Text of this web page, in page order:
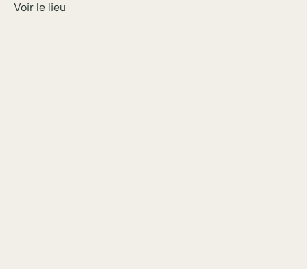
Voir le lieu